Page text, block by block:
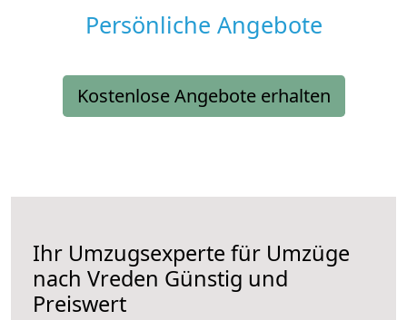
Persönliche Angebote
Kostenlose Angebote erhalten
Ihr Umzugsexperte für Umzüge
nach Vreden Günstig und
Preiswert